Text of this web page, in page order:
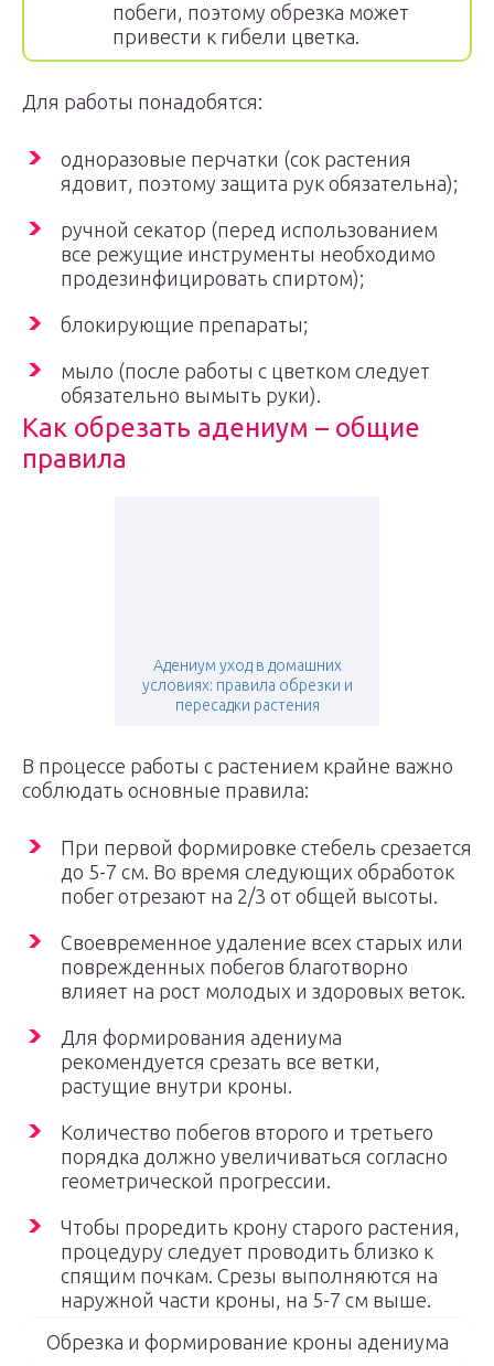
побеги, поэтому обрезка может
привести к гибели цветка.
Для работы понадобятся:
одноразовые перчатки (сок растения
ядовит, поэтому защита рук обязательна);
ручной секатор (перед использованием
все режущие инструменты необходимо
продезинфицировать спиртом);
блокирующие препараты;
мыло (после работы с цветком следует
обязательно вымыть руки).
Как обрезать адениум – общие
правила
Адениум уход в домашних
условиях: правила обрезки и
пересадки растения
В процессе работы с растением крайне важно
соблюдать основные правила:
При первой формировке стебель срезается
до 5-7 см. Во время следующих обработок
побег отрезают на 2/3 от общей высоты.
Своевременное удаление всех старых или
поврежденных побегов благотворно
влияет на рост молодых и здоровых веток.
Для формирования адениума
рекомендуется срезать все ветки,
растущие внутри кроны.
Количество побегов второго и третьего
порядка должно увеличиваться согласно
геометрической прогрессии.
Чтобы проредить крону старого растения,
процедуру следует проводить близко к
спящим почкам. Срезы выполняются на
наружной части кроны, на 5-7 см выше.
Обрезка и формирование кроны адениума